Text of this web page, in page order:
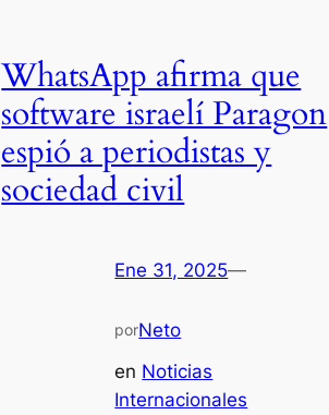
WhatsApp afirma que
software israelí Paragon
espió a periodistas y
sociedad civil
Ene 31, 2025—
porNeto
en Noticias
Internacionales